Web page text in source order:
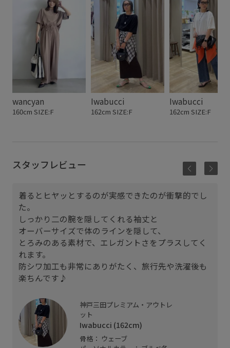
wancyan
160cm SIZE:F
Iwabucci
162cm SIZE:F
Iwabucci
162cm SIZE:F
スタッフレビュー
着るとヒヤッとするのが実感できたのが衝撃的でし
た。
しっかり二の腕を隠してくれる袖丈と
オーバーサイズで体のラインを隠して、
とろみのある素材で、エレガントさをプラスしてく
れます。
防シワ加工も非常にありがたく、旅行先や洗濯後も
楽ちんです♪
神戸三田プレミアム・アウトレ
ット
Iwabucci (162cm)
骨格： ウェーブ